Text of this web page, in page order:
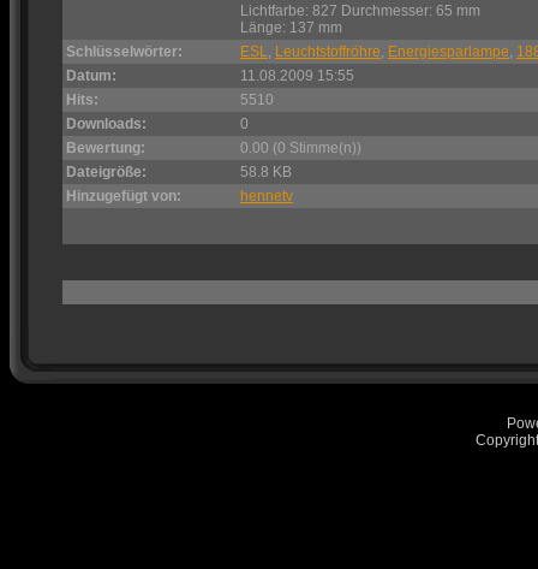
Lichtfarbe: 827 Durchmesser: 65 mm
Länge: 137 mm
Schlüsselwörter:
ESL, Leuchtstoffröhre, Energiesparlampe,
Datum:
11.08.2009 15:55
Hits:
5510
Downloads:
0
Bewertung:
0.00 (0 Stimme(n))
Dateigröße:
58.8 KB
Hinzugefügt von:
hennetv